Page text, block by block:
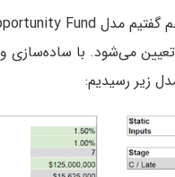
می‌شود. با ساده‌سازی
زیر رسیدیم: